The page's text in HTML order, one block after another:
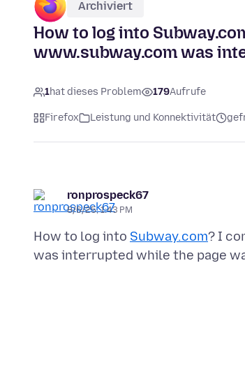
Archiviert
How to log into
www.subway.com was
1hat dieses Problem 179Aufrufe
Firefox Leistung und Konnektivität
ronprospeck67
8/6/25, 1:43 PM
How to log into Subway.com? I